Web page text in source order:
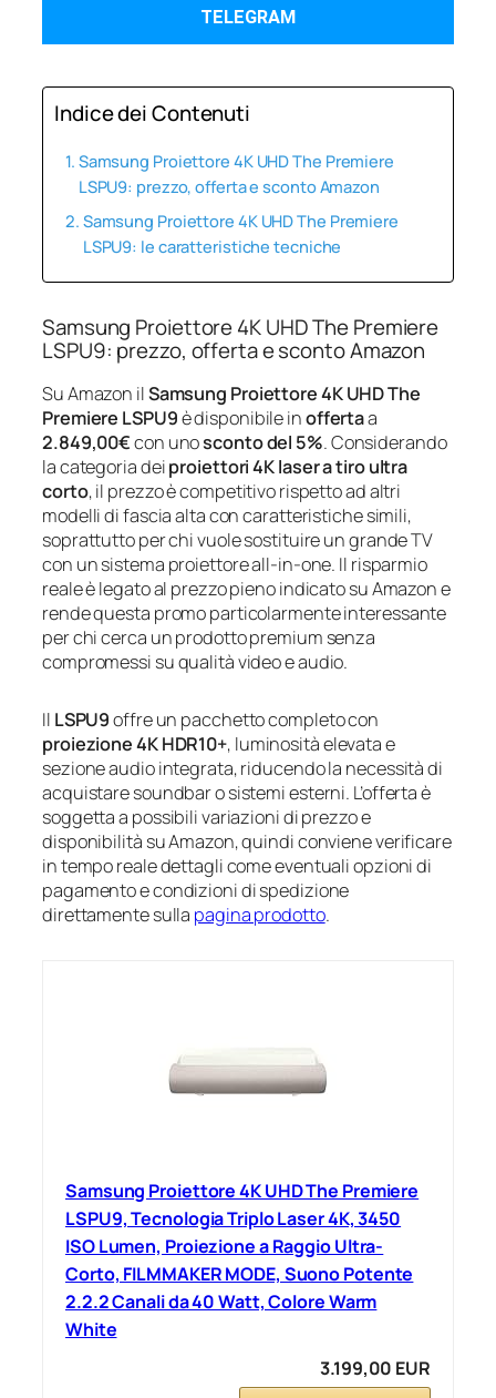
TELEGRAM
Indice dei Contenuti
Samsung Proiettore 4K UHD The Premiere
LSPU9: prezzo, offerta e sconto Amazon
Samsung Proiettore 4K UHD The Premiere
LSPU9: le caratteristiche tecniche
Samsung Proiettore 4K UHD The Premiere
LSPU9: prezzo, offerta e sconto Amazon
Su Amazon ilSamsung Proiettore 4K UHD The
Premiere LSPU9è disponibile inoffertaa
2.849,00€con unosconto del 5%. Considerando
la categoria deiproiettori 4K laser a tiro ultra
corto, il prezzo è competitivo rispetto ad altri
modelli di fascia alta con caratteristiche simili,
soprattutto per chi vuole sostituire un grande TV
con un sistema proiettore all-in-one. Il risparmio
reale è legato al prezzo pieno indicato su Amazon e
rende questa promo particolarmente interessante
per chi cerca un prodotto premium senza
compromessi su qualità video e audio.
Il LSPU9offre un pacchetto completo con
proiezione 4K HDR10+, luminosità elevata e
sezione audio integrata, riducendo la necessità di
acquistare soundbar o sistemi esterni. L’offerta è
soggetta a possibili variazioni di prezzo e
disponibilità su Amazon, quindi conviene verificare
in tempo reale dettagli come eventuali opzioni di
pagamento e condizioni di spedizione
direttamente sulla pagina prodotto.
Samsung Proiettore 4K UHD The Premiere
LSPU9, Tecnologia Triplo Laser 4K, 3450
ISO Lumen, Proiezione a Raggio Ultra-
Corto, FILMMAKER MODE, Suono Potente
2.2.2 Canali da 40 Watt, Colore Warm
White
3.199,00 EUR